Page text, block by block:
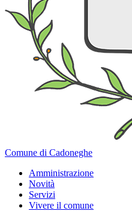
Comune di Cadoneghe
Amministrazione
Novità
Servizi
Vivere il comune